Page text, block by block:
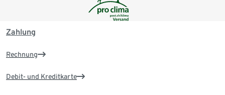
Zahlung
Rechnung
Debit- und Kreditkarte